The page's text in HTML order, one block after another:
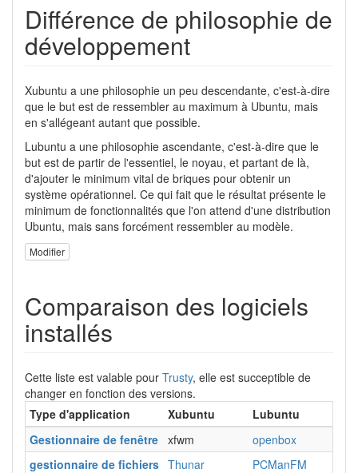
Différence de philosophie de
développement
Xubuntu a une philosophie un peu descendante, c'est-à-dire
que le but est de ressembler au maximum à Ubuntu, mais
en s'allégeant autant que possible.
Lubuntu a une philosophie ascendante, c'est-à-dire que le
but est de partir de l'essentiel, le noyau, et partant de là,
d'ajouter le minimum vital de briques pour obtenir un
système opérationnel. Ce qui fait que le résultat présente le
minimum de fonctionnalités que l'on attend d'une distribution
Ubuntu, mais sans forcément ressembler au modèle.
Modifier
Comparaison des logiciels
installés
Cette liste est valable pour Trusty, elle est succeptible de
changer en fonction des versions.
Type d'application
Xubuntu Lubuntu
Gestionnaire de fenêtre xfwm openbox
gestionnaire de fichiers Thunar PCManFM